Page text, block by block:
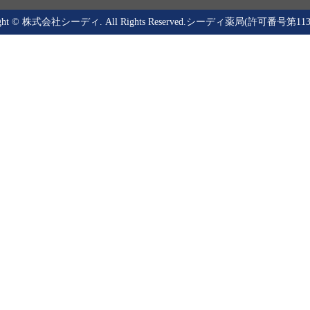
© 株式会社シーディ. All Rights Reserved.シーディ薬局(許可番号第